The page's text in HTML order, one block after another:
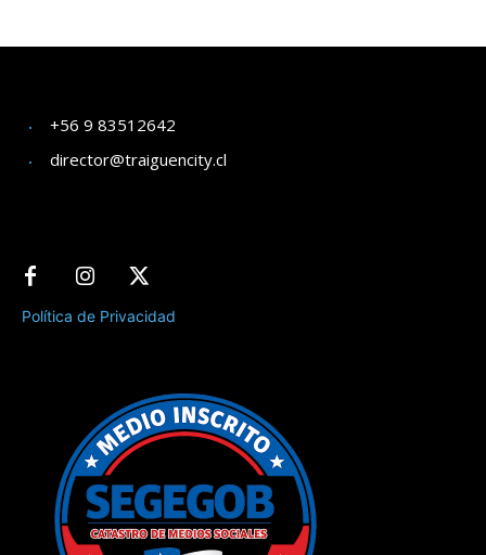
+56 9 83512642
director@traiguencity.cl
Política de Privacidad